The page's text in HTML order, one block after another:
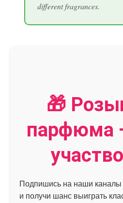
different fragrances.
🎁
парфюма
Подпишись на наши каналы
и получи шанс выиграть